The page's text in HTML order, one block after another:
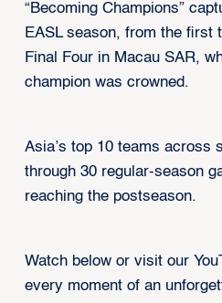
“Becoming Champions”
EASL season, from the first
Final Four in Macau SAR,
champion was crowned.
Asia’s top 10 teams across
through 30 regular-season
reaching the postseason.
Watch below or visit our
every moment of an